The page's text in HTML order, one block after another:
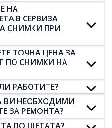
НА
В СЕРВИЗА
СНИМКИ ПРИ
ТОЧНА ЦЕНА ЗА
ПО СНИМКИ НА
РАБОТИТЕ?
ВИ НЕОБХОДИМИ
ЗА РЕМОНТА?
ПО ЩЕТАТА?